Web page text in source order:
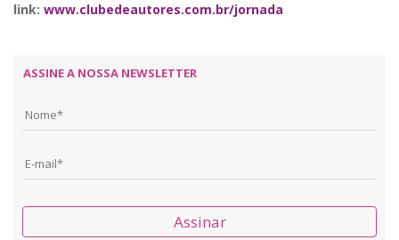
link: www.clubedeautores.com.br/jornada
ASSINE A NOSSA NEWSLETTER
Assinar